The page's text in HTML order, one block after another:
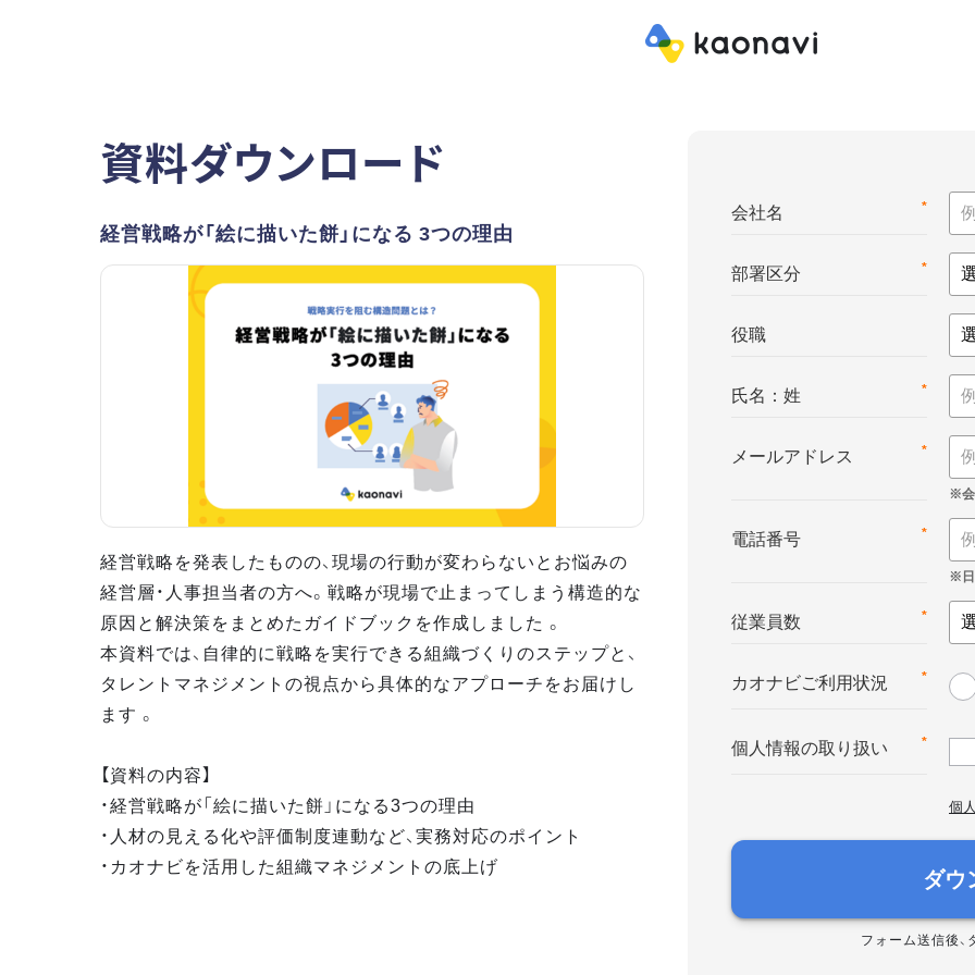
資料ダウンロード
経営戦略が「絵に描いた餅」になる 3つの理由
経営戦略を発表したものの、現場の行動が変わらないとお悩みの
経営層・人事担当者の方へ。戦略が現場で止まってしまう構造的な
原因と解決策をまとめたガイドブックを作成しました 。
本資料では、自律的に戦略を実行できる組織づくりのステップと、
タレントマネジメントの視点から具体的なアプローチをお届けし
ます 。
【資料の内容】
・経営戦略が「絵に描いた餅」になる3つの理由
・人材の見える化や評価制度連動など、実務対応のポイント
・カオナビを活用した組織マネジメントの底上げ
*
会社名
*
部署区分
役職
*
氏名：姓
*
メールアドレス
*
電話番号
*
従業員数
*
カオナビご利用状況
*
個人情報の取り扱い
個
ダウ
フォーム送信後